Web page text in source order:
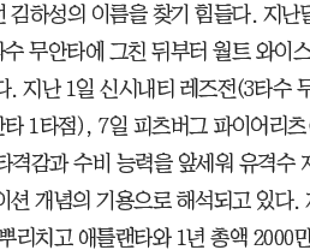
하성의 이름을 찾기 힘들다. 지난
무안타에 그친 뒤부터 월트 와이
. 지난 1일 신시내티 레즈전(3타수
1타점), 7일 피츠버그 파이어리
감과 수비 능력을 앞세워 유격수
션 개념의 기용으로 해석되고 있다.
리치고 애틀랜타와 1년 총액 2000